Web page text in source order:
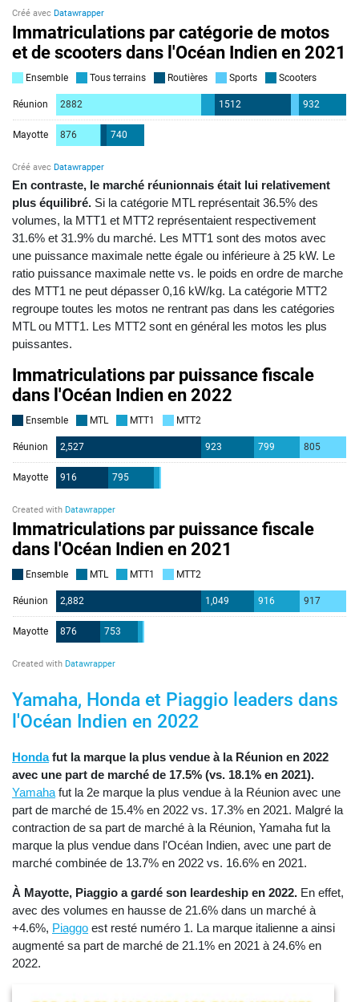
En contraste, le marché réunionnais était lui relativement
plus équilibré. Si la catégorie MTL représentait 36.5% des
volumes, la MTT1 et MTT2 représentaient respectivement
31.6% et 31.9% du marché. Les MTT1 sont des motos avec
une puissance maximale nette égale ou inférieure à 25 kW. Le
ratio puissance maximale nette vs. le poids en ordre de marche
des MTT1 ne peut dépasser 0,16 kW/kg. La catégorie MTT2
regroupe toutes les motos ne rentrant pas dans les catégories
MTL ou MTT1. Les MTT2 sont en général les motos les plus
puissantes.
Yamaha, Honda et Piaggio leaders dans
l'Océan Indien en 2022
Hondafut la marque la plus vendue à la Réunion en 2022
avec une part de marché de 17.5% (vs. 18.1% en 2021).
Yamaha fut la 2e marque la plus vendue à la Réunion avec une
part de marché de 15.4% en 2022 vs. 17.3% en 2021. Malgré la
contraction de sa part de marché à la Réunion, Yamaha fut la
marque la plus vendue dans l'Océan Indien, avec une part de
marché combinée de 13.7% en 2022 vs. 16.6% en 2021.
À Mayotte, Piaggio a gardé son leardeship en 2022. En effet,
avec des volumes en hausse de 21.6% dans un marché à
+4.6%, Piaggo est resté numéro 1. La marque italienne a ainsi
augmenté sa part de marché de 21.1% en 2021 à 24.6% en
2022.